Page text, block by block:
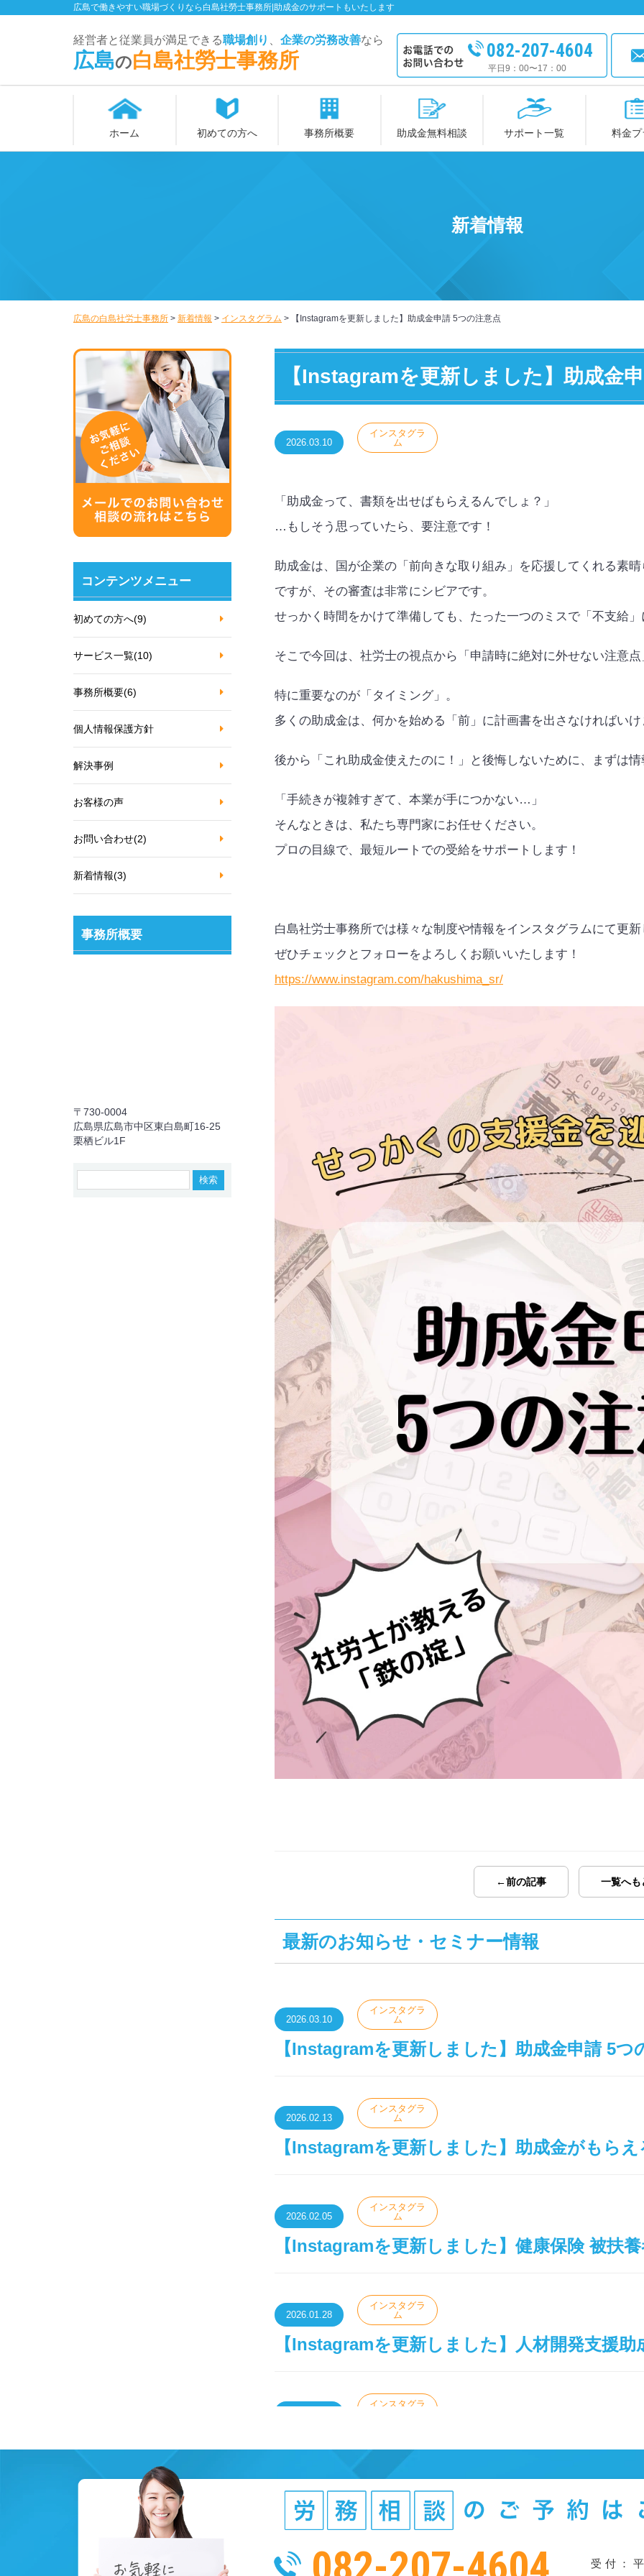
広島で働きやすい職場づくりなら白島社勞士事務所|助成金のサポートもいたします
経営者と従業員が満足できる職場創り 企業の労務改善なら
広島の白島社勞士事務所 082-207-4604
平日9：00〜17：00
ホーム 初めての方へ 事務所概要 助成金無料相談 サポート一覧 料金プ
新着情報
広島の白島社労士事務所 > 新着情報 > インスタグラム > 【Instagramを更新しました】助成金申請 5つの注意点
【Instagramを更新しました】助成金
2026.03.10
インスタグラ
ム
「助成金って、書類を出せばもらえるんでしょ？」
…もしそう思っていたら、要注意です！
助成金は、国が企業の「前向きな取り組み」を応援してくれる素
ですが、その審査は非常にシビアです。
せっかく時間をかけて準備しても、たった一つのミスで「不支給
そこで今回は、社労士の視点から「申請時に絶対に外せない注意
特に重要なのが「タイミング」。
多くの助成金は、何かを始める「前」に計画書を出さなければい
後から「これ助成金使えたのに！」と後悔しないために、まずは
「手続きが複雑すぎて、本業が手につかない…」
そんなときは、私たち専門家にお任せください。
プロの目線で、最短ルートでの受給をサポートします！
白島社労士事務所では様々な制度や情報をインスタグラムにて更
ぜひチェックとフォローをよろしくお願いいたします！
https://www.instagram.com/hakushima_sr/
←前の記事 一覧へも
最新のお知らせ・セミナー情報
2026.03.10
インスタグラ
ム
【Instagramを更新しました】助成金申請 5つ
2026.02.13
インスタグラ
ム
【Instagramを更新しました】助成金がもら
2026.02.05
インスタグラ
ム
【Instagramを更新しました】健康保険 被扶
2026.01.28
インスタグラ
ム
【Instagramを更新しました】人材開発支援助
インスタグラ
コンテンツメニュー
初めての方へ(9)
サービス一覧(10)
事務所概要(6)
個人情報保護方針
解決事例
お客様の声
お問い合わせ(2)
新着情報(3)
事務所概要
〒730-0004
広島県広島市中区東白島町16-25
栗栖ビル1F
082-207-4604 受付：